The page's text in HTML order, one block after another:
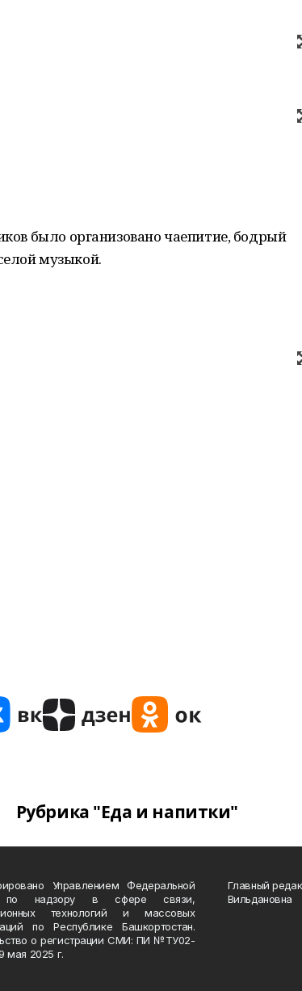
было организовано чаепитие, бодрый
музыкой.
Рубрика "Еда и напитки"
Управлением Федеральной
по надзору в сфере связи,
технологий и массовых
по Республике Башкортостан.
о регистрации СМИ: ПИ №ТУ02-
мая 2025 г.
Главный
Вильдановна